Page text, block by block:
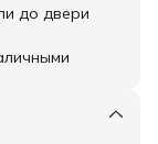
до двери